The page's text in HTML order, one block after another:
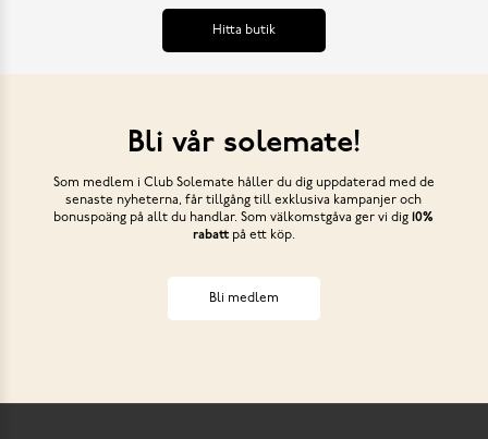
Hitta butik
Bli vår solemate!
Som medlem i Club Solemate håller du dig uppdaterad med de
senaste nyheterna, får tillgång till exklusiva kampanjer och
bonuspoäng på allt du handlar. Som välkomstgåva ger vi dig10%
rabattpå ett köp.
Bli medlem